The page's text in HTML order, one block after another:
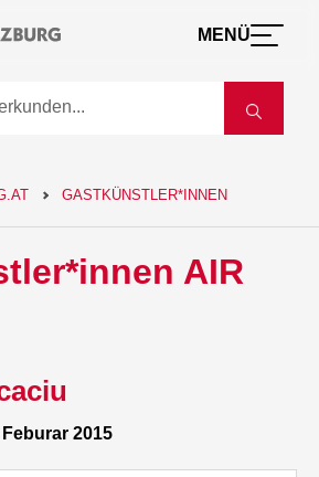
MENÜ
GASTKÜNSTLER*INNEN
AIR
2015